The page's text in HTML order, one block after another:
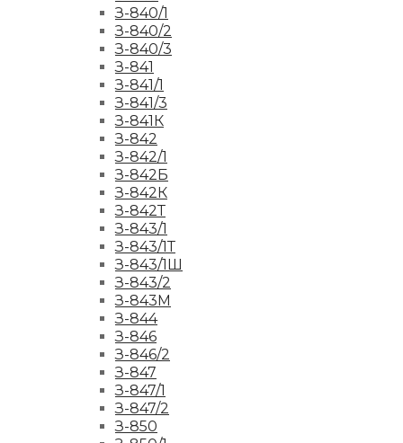
З-840/1
З-840/2
З-840/3
З-841
З-841/1
З-841/3
З-841К
З-842
З-842/1
З-842Б
З-842К
З-842Т
З-843/1
З-843/1Т
З-843/1Ш
З-843/2
З-843М
З-844
З-846
З-846/2
З-847
З-847/1
З-847/2
З-850